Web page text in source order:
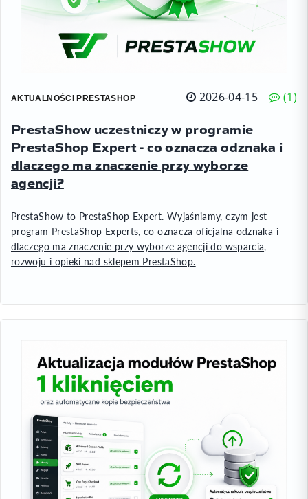
AKTUALNOŚCI PRESTASHOP 2026-04-15 1
PrestaShow uczestniczy w programie
PrestaShop Expert - co oznacza odznaka i
dlaczego ma znaczenie przy wyborze
agencji?
PrestaShow to PrestaShop Expert. Wyjaśniamy, czym jest
program PrestaShop Experts, co oznacza oficjalna odznaka i
dlaczego ma znaczenie przy wyborze agencji do wsparcia,
rozwoju i opieki nad sklepem PrestaShop.